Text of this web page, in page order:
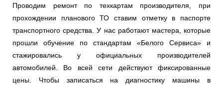
Проводим ремонт по техкартам производителя, при
прохождении планового ТО ставим отметку в паспорте
транспортного средства. У нас работают мастера, которые
прошли обучение по стандартам «Белого Сервиса» и
стажировались у официальных производителей
автомобилей. Во всей сети действуют фиксированные
цены. Чтобы записаться на диагностику машины в